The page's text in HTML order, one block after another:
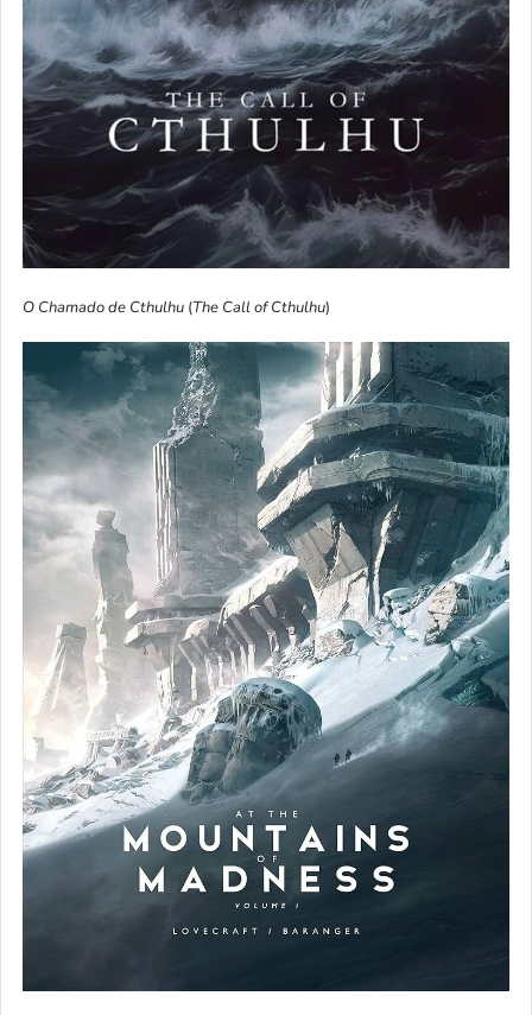
O Chamado de Cthulhu (The Call of Cthulhu)